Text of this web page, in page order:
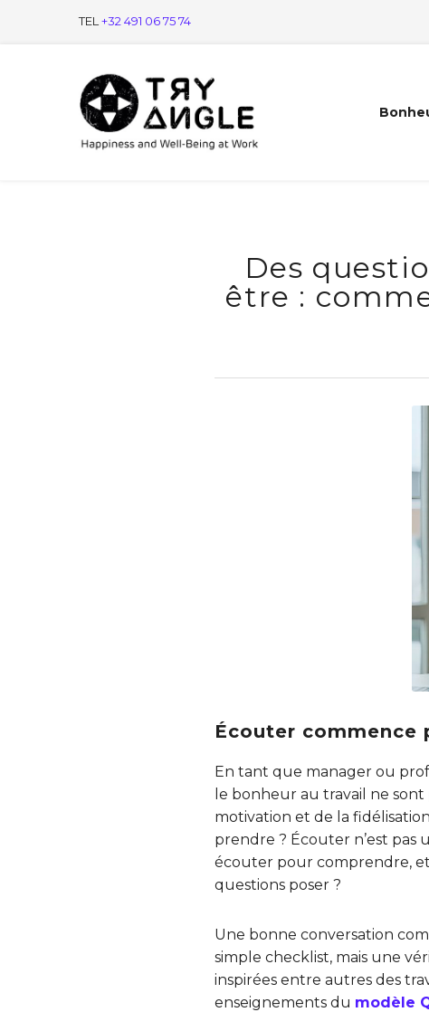
TEL +32 491 06 75 74
Des
être :
Écouter commence
En tant que manager ou
le bonheur au travail ne sont
motivation et de la
prendre ? Écouter n’est pas
écouter pour comprendre,
questions poser ?
Une bonne conversation
simple checklist, mais une
inspirées entre autres des
enseignements du modèle